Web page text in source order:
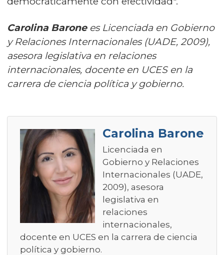
Carolina Baronees Licenciada en Gobierno
y Relaciones Internacionales (UADE, 2009),
asesora legislativa en relaciones
internacionales, docente en UCES en la
carrera de ciencia política y gobierno.
Carolina Barone
Licenciada en
Gobierno y Relaciones
Internacionales (UADE,
2009), asesora
legislativa en
relaciones
internacionales,
docente en UCES en la carrera de ciencia
política y gobierno.